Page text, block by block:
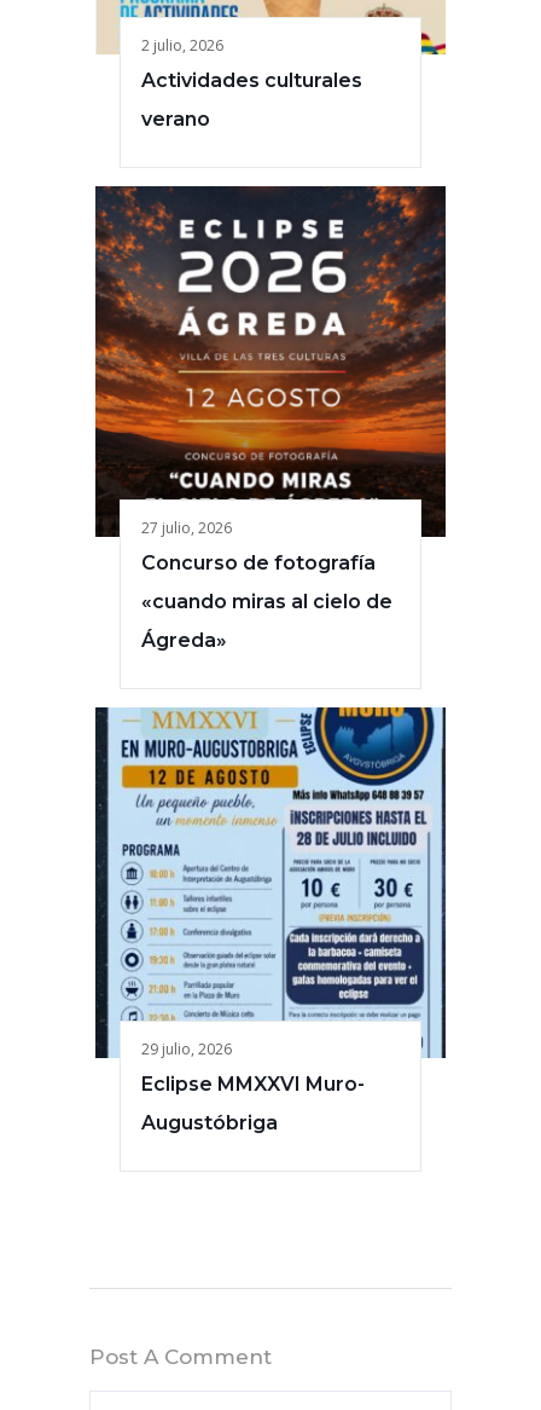
2 julio, 2026
Actividades culturales
verano
27 julio, 2026
Concurso de fotografía
«cuando miras al cielo de
Ágreda»
29 julio, 2026
Eclipse MMXXVI Muro-
Augustóbriga
Post A Comment